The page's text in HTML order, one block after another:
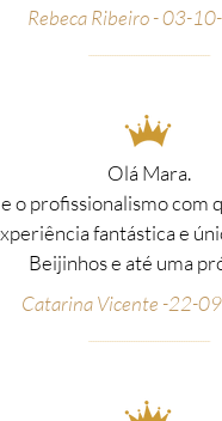
Rebeca Ribeiro - 03-
Olá Mara.
o profissionalismo
fantástica e
Beijinhos e até uma
Catarina Vicente -22-